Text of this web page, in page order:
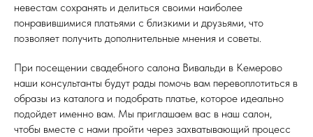
невестам сохранять и делиться своими наиболее
понравившимися платьями с близкими и друзьями, что
позволяет получить дополнительные мнения и советы.
При посещении свадебного салона Вивальди в Кемерово
наши консультанты будут рады помочь вам перевоплотиться в
образы из каталога и подобрать платье, которое идеально
подойдет именно вам. Мы приглашаем вас в наш салон,
чтобы вместе с нами пройти через захватывающий процесс